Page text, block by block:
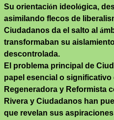
Su orientación ideol ógica,
asimilando flecos de
Ciudadanos da el salto al á
transformaban su
descontrolada.
El problema principal de
papel esencial o
Regeneradora y Reformista
Rivera y Ciudadanos han
que revelan sus